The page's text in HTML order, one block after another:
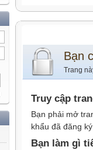
Bạn
Trang
Truy cập
Bạn phải mở
khẩu đã đăng
Bạn làm gì